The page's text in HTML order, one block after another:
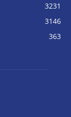
3231
3146
363